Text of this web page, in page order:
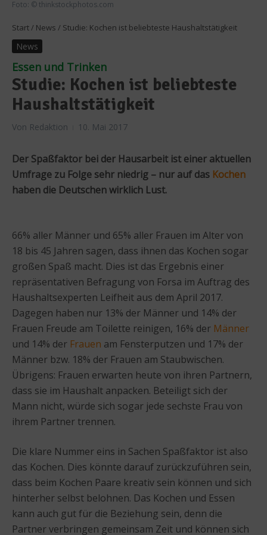
Foto: © thinkstockphotos.com
Start / News / Studie: Kochen ist beliebteste Haushaltstätigkeit
News
Essen und Trinken
Studie: Kochen ist beliebteste
Haushaltstätigkeit
Von Redaktion 10. Mai 2017
Der Spaßfaktor bei der Hausarbeit ist einer aktuellen
Umfrage zu Folge sehr niedrig – nur auf das Kochen
haben die Deutschen wirklich Lust.
66% aller Männer und 65% aller Frauen im Alter von
18 bis 45 Jahren sagen, dass ihnen das Kochen sogar
großen Spaß macht. Dies ist das Ergebnis einer
repräsentativen Befragung von Forsa im Auftrag des
Haushaltsexperten Leifheit aus dem April 2017.
Dagegen haben nur 13% der Männer und 14% der
Frauen Freude am Toilette reinigen, 16% der Männer
und 14% der Frauen am Fensterputzen und 17% der
Männer bzw. 18% der Frauen am Staubwischen.
Übrigens: Frauen erwarten heute von ihren Partnern,
dass sie im Haushalt anpacken. Beteiligt sich der
Mann nicht, würde sich sogar jede sechste Frau von
ihrem Partner trennen.
Die klare Nummer eins in Sachen Spaßfaktor ist also
das Kochen. Dies könnte darauf zurückzuführen sein,
dass beim Kochen Paare kreativ sein können und sich
hinterher selbst belohnen. Das Kochen und Essen
kann auch gut für die Beziehung sein, denn die
Partner verbringen gemeinsam Zeit und können sich